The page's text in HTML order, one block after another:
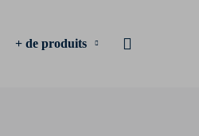
+ de produits